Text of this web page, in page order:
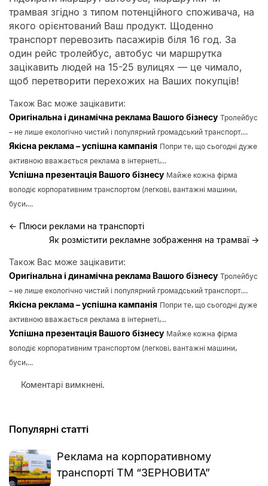
трамвая згідно з типом потенційного споживача, на
якого орієнтований Ваш продукт. Щоденно
транспорт перевозить пасажирів біля 16 год. За
один рейс тролейбус, автобус чи маршрутка
зацікавить людей на 15-25 вулицях — це чимало,
щоб перетворити перехожих на Ваших покупців!
Також Вас може зацікавити:
Оригінальна і динамічна реклама Вашого бізнесу Тролейбус
– не лише екологічно чистий і популярний громадський транспорт....
Якісна реклама – успішна кампанія Попри те, що сьогодні дуже
активною вважається реклама в інтернеті,...
Успішна презентація Вашого бізнесу Майже кожна фірма
володіє корпоративним транспортом (легкові, вантажні машини,
буси,...
← Плюси реклами на транспорті
Як розмістити рекламне зображення на трамваї →
Також Вас може зацікавити:
Оригінальна і динамічна реклама Вашого бізнесу Тролейбус
– не лише екологічно чистий і популярний громадський транспорт....
Якісна реклама – успішна кампанія Попри те, що сьогодні дуже
активною вважається реклама в інтернеті,...
Успішна презентація Вашого бізнесу Майже кожна фірма
володіє корпоративним транспортом (легкові, вантажні машини,
буси,...
Коментарі вимкнені.
Популярні статті
Реклама на корпоративному
транспорті ТМ “ЗЕРНОВИТА”